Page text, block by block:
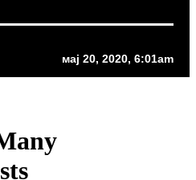
мај 20, 2020, 6:01am